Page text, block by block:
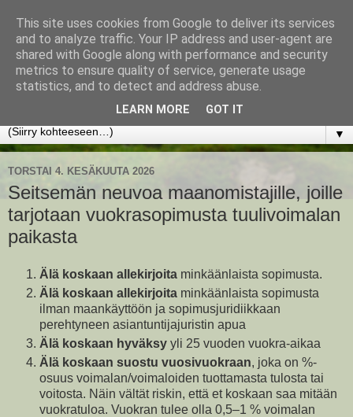
www.jyrkikokko.fi
Uusi Suunta - Jokainen hetki tarjoaa tilaisuuden muuttaa
▼
TORSTAI 4. KESÄKUUTA 2026
Seitsemän neuvoa maanomistajille, joille
tarjotaan vuokrasopimusta tuulivoimalan
paikasta
Älä koskaan allekirjoita minkäänlaista sopimusta.
Älä koskaan allekirjoita minkäänlaista sopimusta
ilman maankäyttöön ja sopimusjuridiikkaan
perehtyneen asiantuntijajuristin apua
Älä koskaan hyväksy yli 25 vuoden vuokra-aikaa
Älä koskaan suostu vuosivuokraan, joka on %-
osuus voimalan/voimaloiden tuottamasta tulosta tai
voitosta. Näin vältät riskin, että et koskaan saa mitään
vuokratuloa. Vuokran tulee olla 0,5–1 % voimalan
This site uses cookies from Google to deliver its services
and to analyze traffic. Your IP address and user-agent are
shared with Google along with performance and security
metrics to ensure quality of service, generate usage
statistics, and to detect and address abuse.
LEARN MORE GOT IT